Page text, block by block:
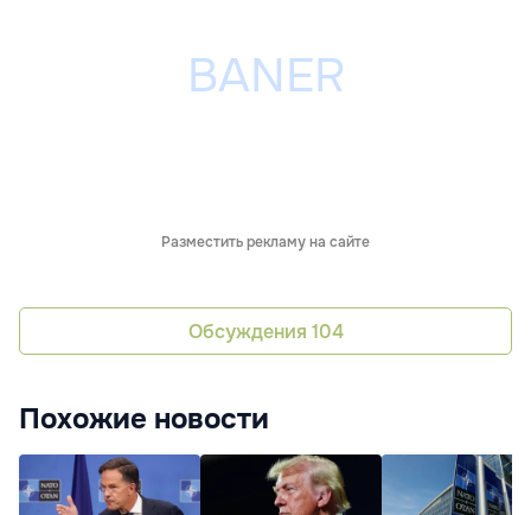
Разместить рекламу на сайте
Обсуждения 104
Похожие новости